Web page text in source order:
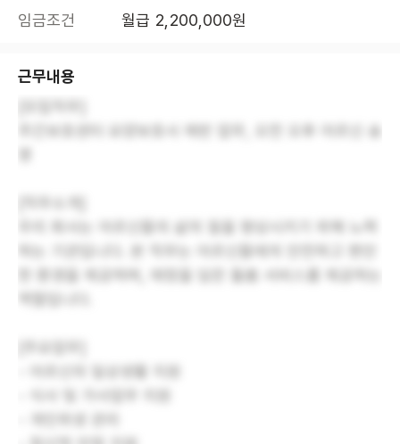
임금조건
월급 2,200,000원
근무내용
우리 회사는 어르신들의 삶의 질을 향상시키기 위해 노력